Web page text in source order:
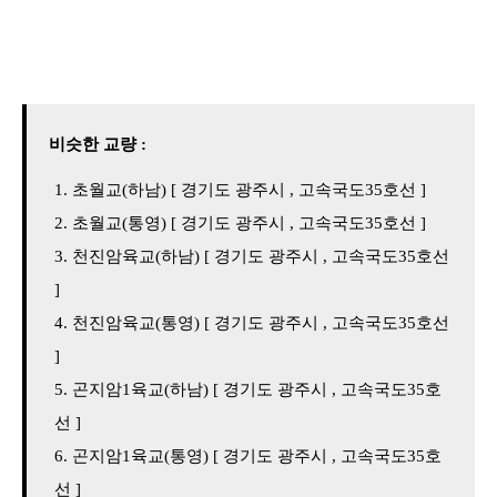
비슷한 교량 :
초월교(하남) [ 경기도 광주시 , 고속국도35호선 ]
초월교(통영) [ 경기도 광주시 , 고속국도35호선 ]
천진암육교(하남) [ 경기도 광주시 , 고속국도35호선
]
천진암육교(통영) [ 경기도 광주시 , 고속국도35호선
]
곤지암1육교(하남) [ 경기도 광주시 , 고속국도35호
선 ]
곤지암1육교(통영) [ 경기도 광주시 , 고속국도35호
선 ]